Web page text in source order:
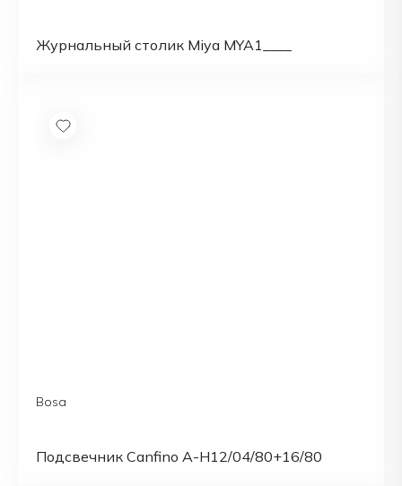
Журнальный столик Miya MYA1____
Bosa
Подсвечник Canfino A-H12/04/80+16/80